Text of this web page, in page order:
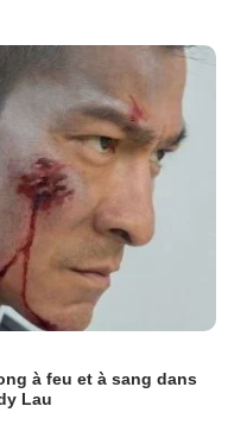
à feu et à sang dans
Lau